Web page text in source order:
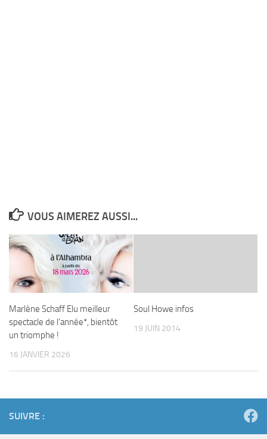
VOUS AIMEREZ AUSSI...
Marlène Schaff Elu meilleur
spectacle de l’année*, bientôt
un triomphe !
16 JANVIER 2026
Soul Howe infos
19 JUIN 2014
SUIVRE :